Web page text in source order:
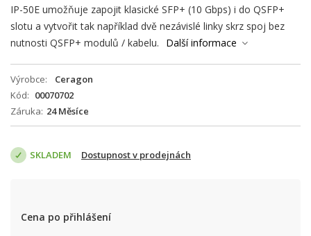
IP-50E umožňuje zapojit klasické SFP+ (10 Gbps) i do QSFP+
slotu a vytvořit tak například dvě nezávislé linky skrz spoj bez
nutnosti QSFP+ modulů / kabelu.
Další informace
Výrobce
Ceragon
Kód
00070702
Záruka 24 Měsíce
SKLADEM Dostupnost v prodejnách
Cena po přihlášení